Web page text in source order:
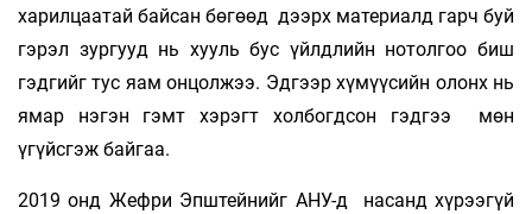
харилцаатай байсан бөгөөд дээрх материалд гарч буй
гэрэл зургууд нь хууль бус үйлдлийн нотолгоо биш
гэдгийг тус яам онцолжээ. Эдгээр хүмүүсийн олонх нь
ямар нэгэн гэмт хэрэгт холбогдсон гэдгээ мөн
үгүйсгэж байгаа.
2019 онд Жефри Эпштейнийг АНУ-д насанд хүрээгүй